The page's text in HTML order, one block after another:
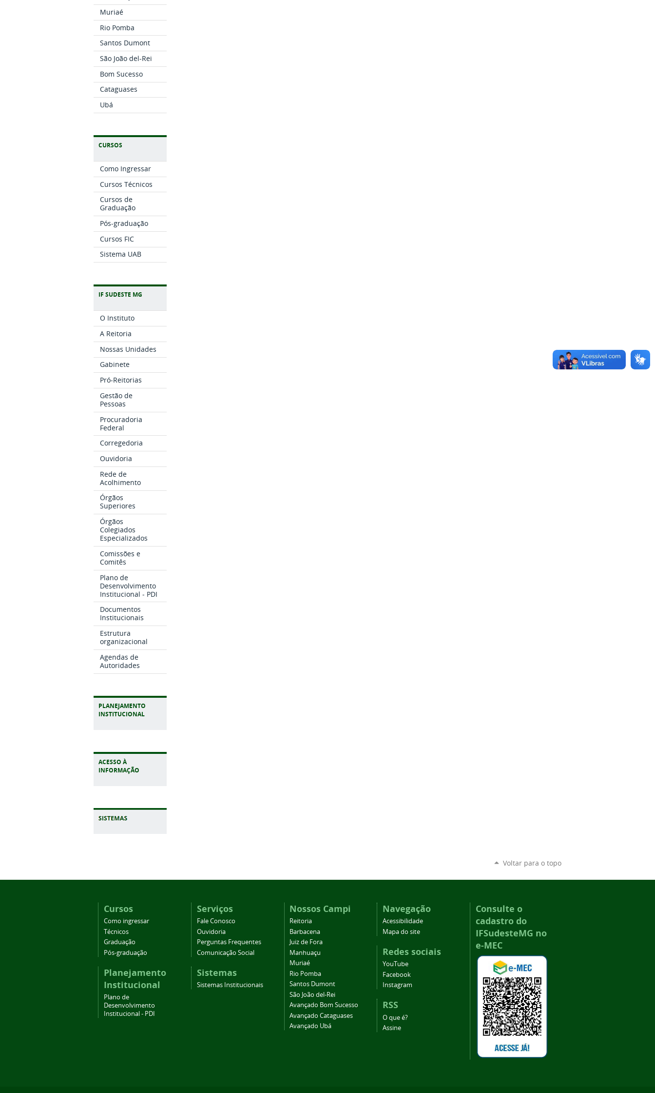
Muriaé
Rio Pomba
Santos Dumont
São João del-Rei
Bom Sucesso
Cataguases
Ubá
CURSOS
Como Ingressar
Cursos Técnicos
Cursos de
Graduação
Pós-graduação
Cursos FIC
Sistema UAB
IF SUDESTE MG
O Instituto
A Reitoria
Nossas Unidades
Gabinete
Pró-Reitorias
Gestão de
Pessoas
Procuradoria
Federal
Corregedoria
Ouvidoria
Rede de
Acolhimento
Órgãos
Superiores
Órgãos
Colegiados
Especializados
Comissões e
Comitês
Plano de
Desenvolvimento
Institucional - PDI
Documentos
Institucionais
Estrutura
organizacional
Agendas de
Autoridades
PLANEJAMENTO
INSTITUCIONAL
ACESSO À
INFORMAÇÃO
Voltar para o topo
Cursos
Como ingressar
Técnicos
Graduação
Pós-graduação
Planejamento
Institucional
Plano de
Desenvolvimento
Institucional - PDI
Serviços
Fale Conosco
Ouvidoria
Perguntas Frequentes
Comunicação Social
Sistemas
Sistemas Institucionais
Nossos Campi
Reitoria
Barbacena
Juiz de Fora
Manhuaçu
Muriaé
Rio Pomba
Santos Dumont
São João del-Rei
Avançado Bom Sucesso
Avançado Cataguases
Avançado Ubá
Navegação
Acessibilidade
Mapa do site
Redes sociais
YouTube
Facebook
Instagram
RSS
O que é?
Assine
Consulte o
cadastro do
IFSudesteMG no
e-MEC